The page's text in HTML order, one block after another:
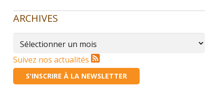
ARCHIVES
Archives
Suivez nos actualités
S'INSCRIRE À LA NEWSLETTER